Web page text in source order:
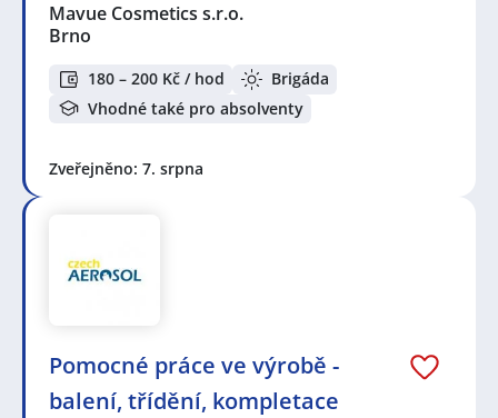
Mavue Cosmetics s.r.o.
Brno
180 – 200 Kč / hod
Brigáda
Vhodné také pro absolventy
Zveřejněno: 7. srpna
Pomocné práce ve výrobě -
balení, třídění, kompletace